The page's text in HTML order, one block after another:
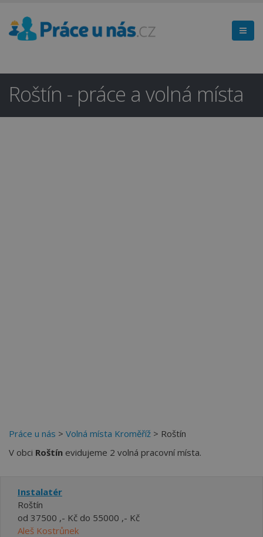
Roštín - práce a volná místa
Práce u nás > Volná místa Kroměříž > Roštín
V obci Roštín evidujeme 2 volná pracovní místa.
Instalatér
Roštín
od 37500 ,- Kč do 55000 ,- Kč
Aleš Kostrůnek